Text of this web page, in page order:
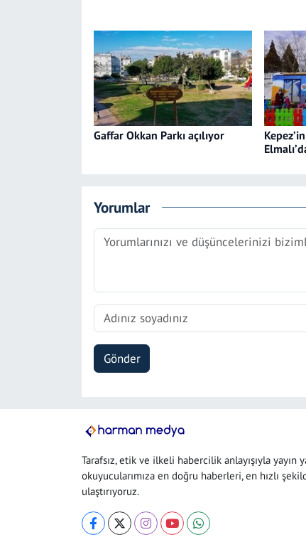
Gaffar Okkan Parkı açılıyor
Yorumlar
Gönder
Tarafsız, etik ve ilkeli habercilik anlayışıyla yayın
okuyucularımıza en doğru haberleri, en hızlı
ulaştırıyoruz.